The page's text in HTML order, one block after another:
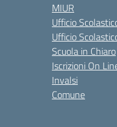
MIUR
Ufficio
Ufficio
Scuola in Chiaro
Iscrizioni On
Invalsi
Comune